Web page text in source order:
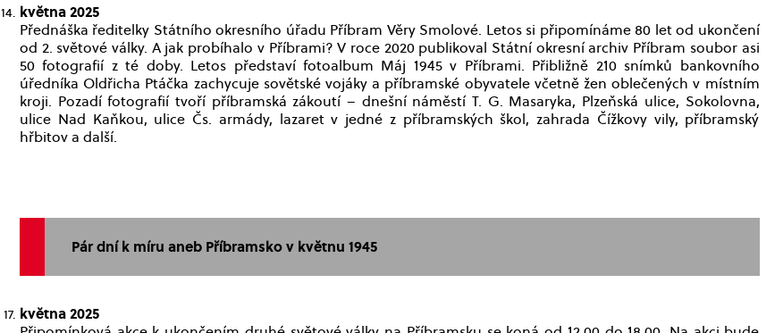
května 2025
Přednáška ředitelky Státního okresního úřadu Příbram Věry Smolové. Letos si připomínáme 80 let od ukončení
od 2. světové války. A jak probíhalo v Příbrami? V roce 2020 publikoval Státní okresní archiv Příbram soubor asi
50 fotografií z té doby. Letos představí fotoalbum Máj 1945 v Příbrami. Přibližně 210 snímků bankovního
úředníka Oldřicha Ptáčka zachycuje sovětské vojáky a příbramské obyvatele včetně žen oblečených v místním
kroji. Pozadí fotografií tvoří příbramská zákoutí – dnešní náměstí T. G. Masaryka, Plzeňská ulice, Sokolovna,
ulice Nad Kaňkou, ulice Čs. armády, lazaret v jedné z příbramských škol, zahrada Čížkovy vily, příbramský
hřbitov a další.
Pár dní k míru aneb Příbramsko v květnu 1945
května 2025